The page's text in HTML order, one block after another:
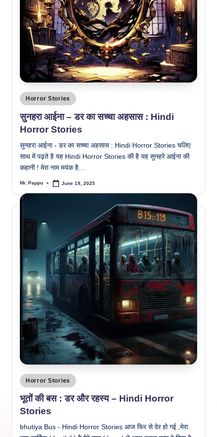
Posted
in
Horror Stories
सुनहरा आईना – डर का सच्चा अहसास : Hindi
Horror Stories
सुनहरा आईना - डर का सच्चा अहसास : Hindi Horror Stories चलिए
साथ में पढ़ते है यह Hindi Horror Stories की है यह सुनहरे आईना की
कहानी ! मेरा नाम मयंक है…
Posted
Mr. Pappu June 19, 2025
Posted
in
Horror Stories
भूतों की बस : डर और रहस्य – Hindi Horror
Stories
bhutiya Bus - Hindi Horror Stories आज फिर से देर हो गई ,मेरा